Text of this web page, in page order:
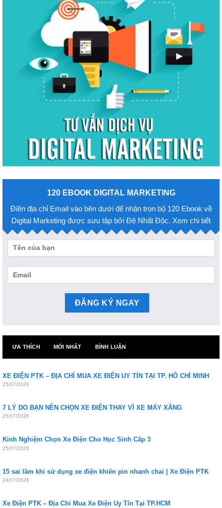
120 EBOOK DIGITAL MARKETING
Điền địa chỉ Email vào bên dưới để nhận trọn bộ 120 Ebook về
Digital Marketing được sưu tập bởi Đệ Nhất Độc. Xem chi tiết
ƯA THÍCH MỚI NHẤT BÌNH LUẬN
XE ĐIỆN PTK – ĐỊA CHỈ MUA XE ĐIỆN UY TÍN TẠI TP. HỒ CHÍ MINH
25/07/2026
7 LÝ DO BẠN NÊN CHỌN XE ĐIỆN THAY VÌ XE MÁY XĂNG
25/07/2026
Kinh Nghiệm Chọn Xe Điện Cho Học Sinh Cấp 3
25/07/2026
15 sai lầm khi sử dụng xe điện khiến pin nhanh chai | Xe Điện PTK
24/07/2026
Xe Điện PTK – Địa Chỉ Mua Xe Điện Uy Tín Tại TP.HCM